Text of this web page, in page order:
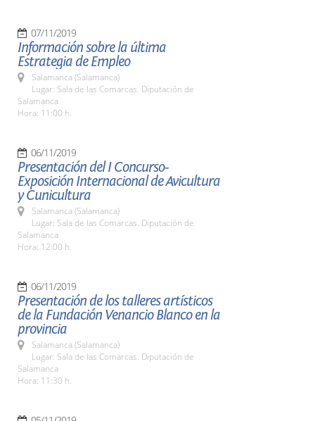
07/11/2019
Información sobre la última
Estrategia de Empleo
Salamanca (Salamanca)
Lugar: Sala de las Comarcas. Diputación de
Salamanca
Hora: 11:00 h.
06/11/2019
Presentación del I Concurso-
Exposición Internacional de Avicultura
y Cunicultura
Salamanca (Salamanca)
Lugar: Sala de las Comarcas. Diputación de
Salamanca
Hora: 12:00 h.
06/11/2019
Presentación de los talleres artísticos
de la Fundación Venancio Blanco en la
provincia
Salamanca (Salamanca)
Lugar: Sala de las Comarcas. Diputación de
Salamanca
Hora: 11:30 h.